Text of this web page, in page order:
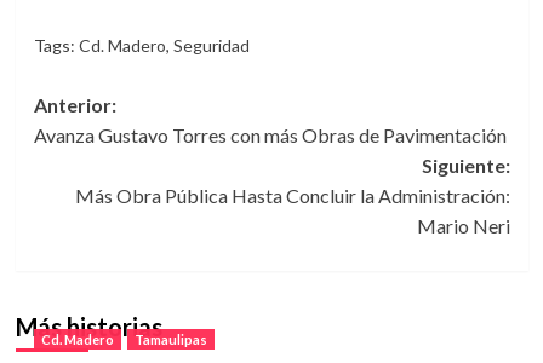
Tags: Cd. Madero, Seguridad
Navegación
de
entradas
Anterior:
Avanza Gustavo Torres con más Obras de Pavimentación
Siguiente:
Más Obra Pública Hasta Concluir la Administración:
Mario Neri
Más historias
Cd. Madero Tamaulipas